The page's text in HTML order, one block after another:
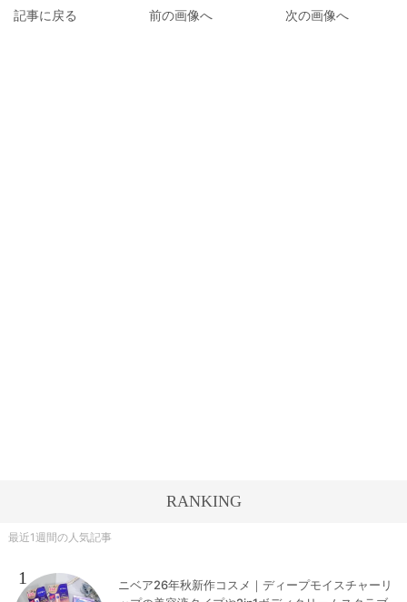
記事に戻る 前の画像へ 次の画像へ
RANKING
最近1週間の人気記事
1
ニベア26年秋新作コスメ｜ディープモイスチャーリ